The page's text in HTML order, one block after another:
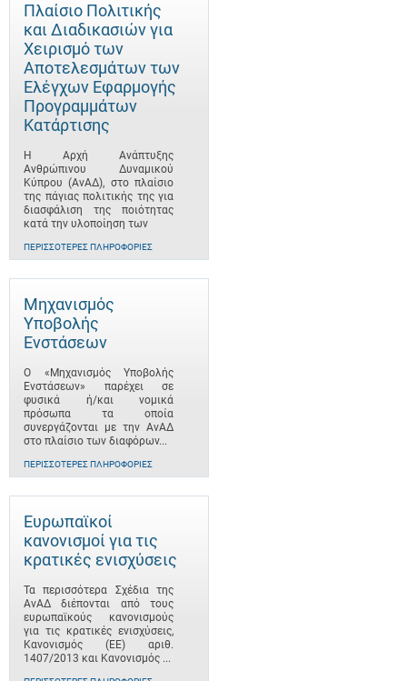
Πλαίσιο Πολιτικής
και Διαδικασιών για
Χειρισμό των
Αποτελεσμάτων των
Ελέγχων Εφαρμογής
Προγραμμάτων
Κατάρτισης
Η Αρχή Ανάπτυξης
Ανθρώπινου Δυναμικού
Κύπρου (ΑνΑΔ), στο πλαίσιο
της πάγιας πολιτικής της για
διασφάλιση της ποιότητας
κατά την υλοποίηση των
ΠΕΡΙΣΣΌΤΕΡΕΣ ΠΛΗΡΟΦΟΡΊΕΣ
Μηχανισμός
Υποβολής
Ενστάσεων
Ο «Μηχανισμός Υποβολής
Ενστάσεων» παρέχει σε
φυσικά ή/και νομικά
πρόσωπα τα οποία
συνεργάζονται με την ΑνΑΔ
στο πλαίσιο των διαφόρων...
ΠΕΡΙΣΣΌΤΕΡΕΣ ΠΛΗΡΟΦΟΡΊΕΣ
Ευρωπαϊκοί
κανονισμοί για τις
κρατικές ενισχύσεις
Τα περισσότερα Σχέδια της
ΑνΑΔ διέπονται από τους
ευρωπαϊκούς κανονισμούς
για τις κρατικές ενισχύσεις,
Κανονισμός (ΕΕ) αριθ.
1407/2013 και Κανονισμός ...